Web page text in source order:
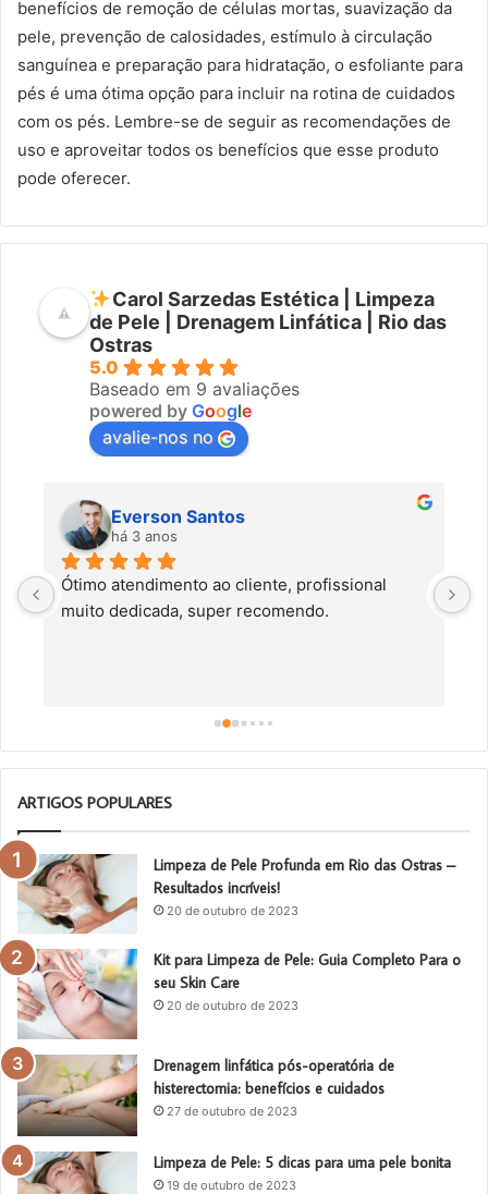
benefícios de remoção de células mortas, suavização da
pele, prevenção de calosidades, estímulo à circulação
sanguínea e preparação para hidratação, o esfoliante para
pés é uma ótima opção para incluir na rotina de cuidados
com os pés. Lembre-se de seguir as recomendações de
uso e aproveitar todos os benefícios que esse produto
pode oferecer.
Carol Sarzedas Estética | Limpeza
de Pele | Drenagem Linfática | Rio das
Ostras
5.0
Baseado em 9 avaliações
powered by Google
avalie-nos no
Everson Santos
há 3 anos
Ótimo atendimento ao cliente, profissional
muito dedicada, super recomendo.
ARTIGOS POPULARES
Limpeza de Pele Profunda em Rio das Ostras –
Resultados incríveis!
20 de outubro de 2023
Kit para Limpeza de Pele: Guia Completo Para o
seu Skin Care
20 de outubro de 2023
Drenagem linfática pós-operatória de
histerectomia: benefícios e cuidados
27 de outubro de 2023
Limpeza de Pele: 5 dicas para uma pele bonita
19 de outubro de 2023